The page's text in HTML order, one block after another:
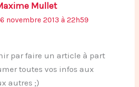
Mullet
novembre 2013 à 22h59
par faire un article à part
toutes vos infos aux
autres ;)